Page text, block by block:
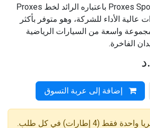
والجافة. يعمل إطار Proxes Sport باعتباره الرائد لخط Proxes
الأداء للشركة، وهو متوفر بأكثر
مجموعة واسعة من السيارات الرياضية
الفاخرة.
إضافة إلى عربة التسوق
(4 إطارات) في كل طلب.